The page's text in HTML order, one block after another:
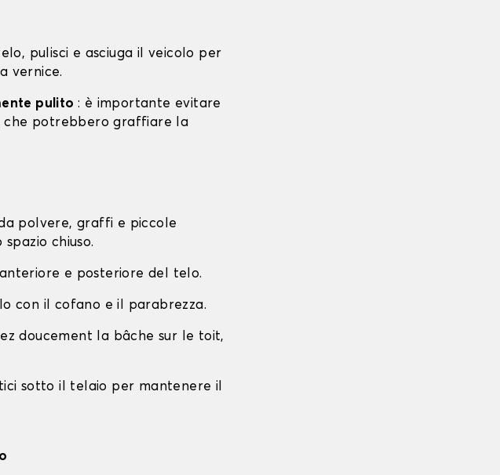
pulisci e asciuga il veicolo per
vernice.
pulito : è importante evitare
che potrebbero graffiare la
polvere, graffi e piccole
chiuso.
e posteriore del telo.
con il cofano e il parabrezza.
doucement la bâche sur le toit,
sotto il telaio per mantenere il